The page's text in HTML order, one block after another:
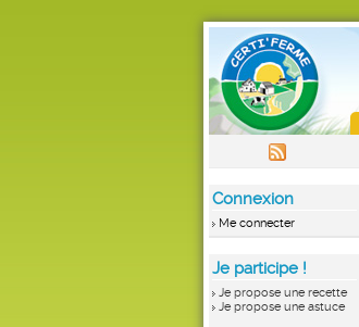
Connexion
Me connecter
Je participe !
Je propose une recette
Je propose une astuce